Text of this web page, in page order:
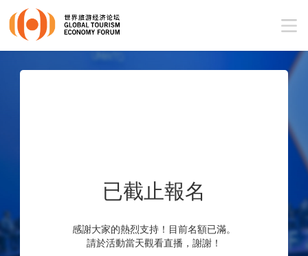
已截止報名
感謝大家的熱烈支持！目前名額已滿。
請於活動當天觀看直播，謝謝！